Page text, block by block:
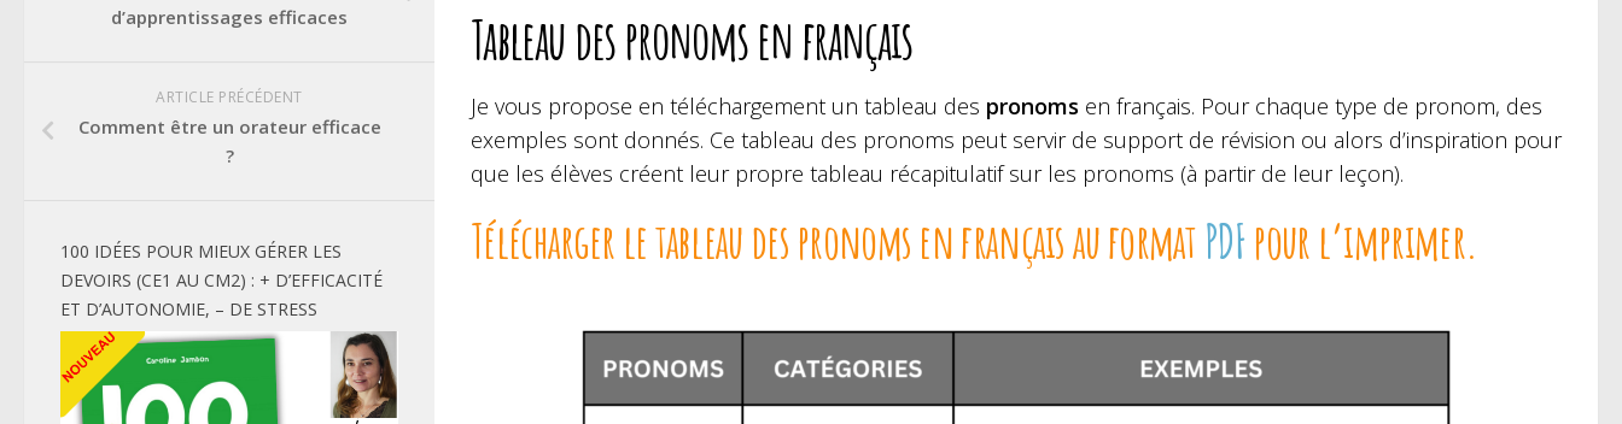
Tableau des pronoms en français
Je vous propose en téléchargement un tableau des pronoms en français. Pour chaque type de pronom, des
exemples sont donnés. Ce tableau des pronoms peut servir de support de révision ou alors d’inspiration pour
que les élèves créent leur propre tableau récapitulatif sur les pronoms (à partir de leur leçon).
Télécharger le tableau des pronoms en français au formatPDFpour l’imprimer.
d’apprentissages efficaces
ARTICLE PRÉCÉDENT
Comment être un orateur efficace
?
100 IDÉES POUR MIEUX GÉRER LES
DEVOIRS (CE1 AU CM2) : + D’EFFICACITÉ
ET D’AUTONOMIE, – DE STRESS